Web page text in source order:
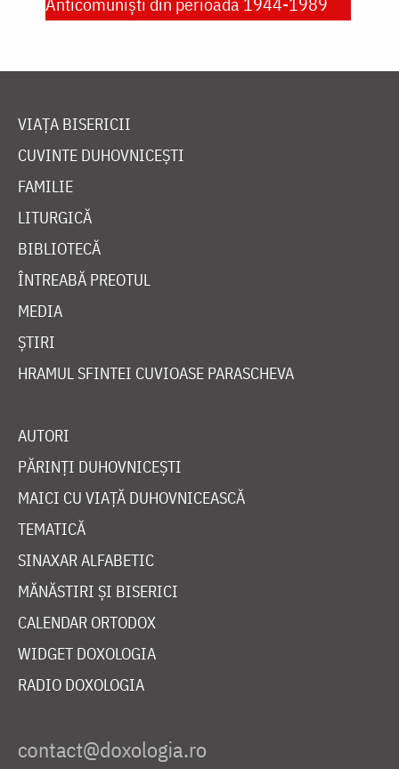
VIAȚA BISERICII
CUVINTE DUHOVNICEȘTI
FAMILIE
LITURGICĂ
BIBLIOTECĂ
ÎNTREABĂ PREOTUL
MEDIA
ȘTIRI
HRAMUL SFINTEI CUVIOASE PARASCHEVA
AUTORI
PĂRINȚI DUHOVNICEȘTI
MAICI CU VIAȚĂ DUHOVNICEASCĂ
TEMATICĂ
SINAXAR ALFABETIC
MĂNĂSTIRI ȘI BISERICI
CALENDAR ORTODOX
WIDGET DOXOLOGIA
RADIO DOXOLOGIA